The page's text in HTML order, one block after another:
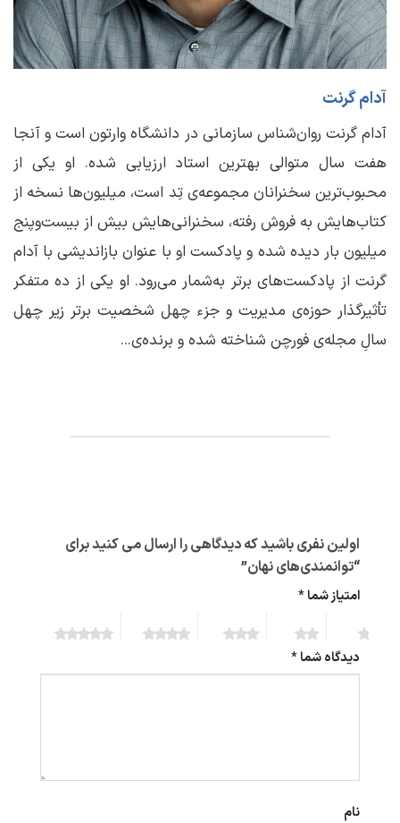
آدام گرنت
آدام گرنت روان‌شناس سازمانی در دانشگاه وارتون است و آنجا
هفت سال متوالی بهترین استاد ارزیابی شده. او یکی از
محبوب‌ترین سخنرانان مجموعه‌ی تِد است، میلیون‌ها نسخه از
کتاب‌هایش به فروش رفته، سخنرانی‌هایش بیش از بیست‌وپنج
میلیون بار دیده شده و پادکست او با عنوان بازاندیشی با آدام
گرنت از پادکست‌های برتر به‌شمار می‌رود. او یکی از ده متفکر
تأثیرگذار حوزه‌ی مدیریت و جزء چهل شخصیت برتر زیر چهل
سالِ مجله‌ی فورچن شناخته شده و برنده‌ی...
اولین نفری باشید که دیدگاهی را ارسال می کنید برای
“توانمندی‌های نهان”
امتیاز شما*
دیدگاه شما*
نام